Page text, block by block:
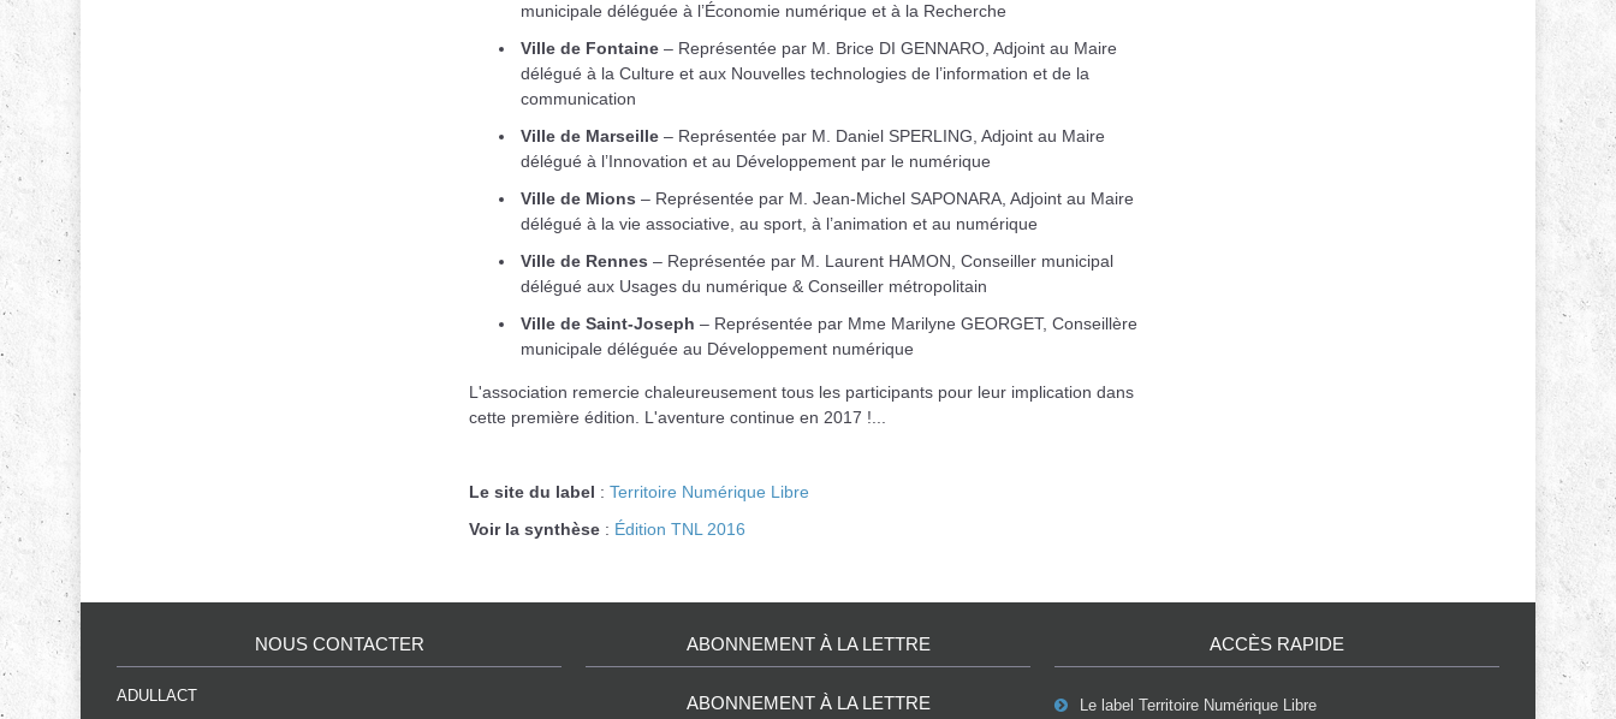
municipale déléguée à l’Économie numérique et à la Recherche
Ville de Fontaine– Représentée par M. Brice DI GENNARO, Adjoint au Maire
délégué à la Culture et aux Nouvelles technologies de l’information et de la
communication
Ville de Marseille– Représentée par M. Daniel SPERLING, Adjoint au Maire
délégué à l’Innovation et au Développement par le numérique
Ville de Mions – Représentée par M. Jean-Michel SAPONARA, Adjoint au Maire
délégué à la vie associative, au sport, à l’animation et au numérique
Ville de Rennes – Représentée par M. Laurent HAMON, Conseiller municipal
délégué aux Usages du numérique & Conseiller métropolitain
Ville de Saint-Joseph – Représentée par Mme Marilyne GEORGET, Conseillère
municipale déléguée au Développement numérique
L'association remercie chaleureusement tous les participants pour leur implication dans
cette première édition. L'aventure continue en 2017 !...
Le site du label : Territoire Numérique Libre
Voir la synthèse: Édition TNL 2016
NOUS CONTACTER
ADULLACT
ABONNEMENT À LA LETTRE
ABONNEMENT À LA LETTRE
ACCÈS RAPIDE
Le label Territoire Numérique Libre